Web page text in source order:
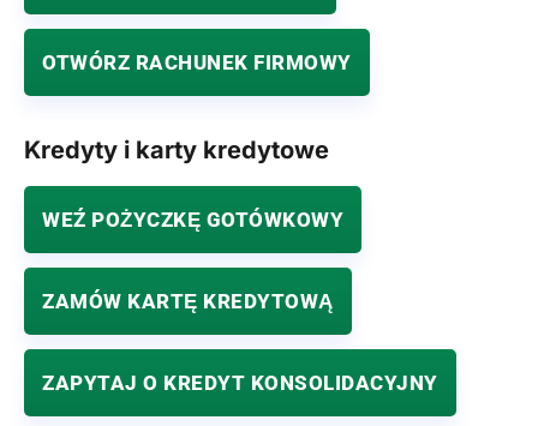
OTWÓRZ RACHUNEK FIRMOWY
Kredyty i karty kredytowe
WEŹ POŻYCZKĘ GOTÓWKOWY
ZAMÓW KARTĘ KREDYTOWĄ
ZAPYTAJ O KREDYT KONSOLIDACYJNY